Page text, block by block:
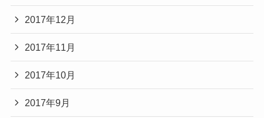
2017年12月
2017年11月
2017年10月
2017年9月